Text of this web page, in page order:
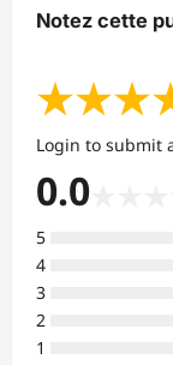
Notez cette
★★★
Login to submit
0.0
5
4
3
2
1